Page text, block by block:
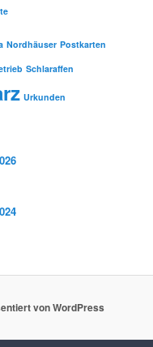
Nordhäuser Postkarten
Schlaraffen
Urkunden
von WordPress